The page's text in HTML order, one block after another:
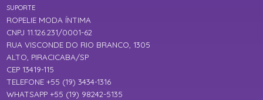
SUPORTE
ROPELIE MODA ÍNTIMA
CNPJ 11.126.231/0001-62
RUA VISCONDE DO RIO BRANCO, 1305
ALTO, PIRACICABA/SP
CEP 13419-115
TELEFONE +55 (19) 3434-1316
WHATSAPP +55 (19) 98242-5135